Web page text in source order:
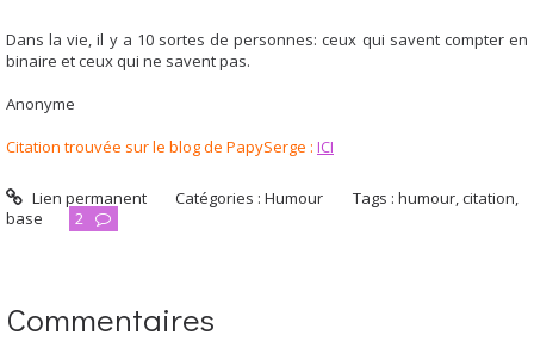
Dans la vie, il y a 10 sortes de personnes: ceux qui savent compter en
binaire et ceux qui ne savent pas.
Anonyme
Citation trouvée sur le blog de PapySerge : ICI
Lien permanent Catégories :Humour Tags :humour,citation,
base
2
Commentaires